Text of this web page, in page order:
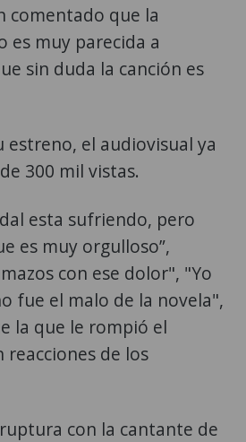
comentado que la
es muy parecida a
sin duda la canción es
estreno, el audiovisual ya
300 mil vistas.
esta sufriendo, pero
es muy orgulloso”,
con ese dolor", "Yo
fue el malo de la novela",
la que le rompió el
de los
con la cantante de